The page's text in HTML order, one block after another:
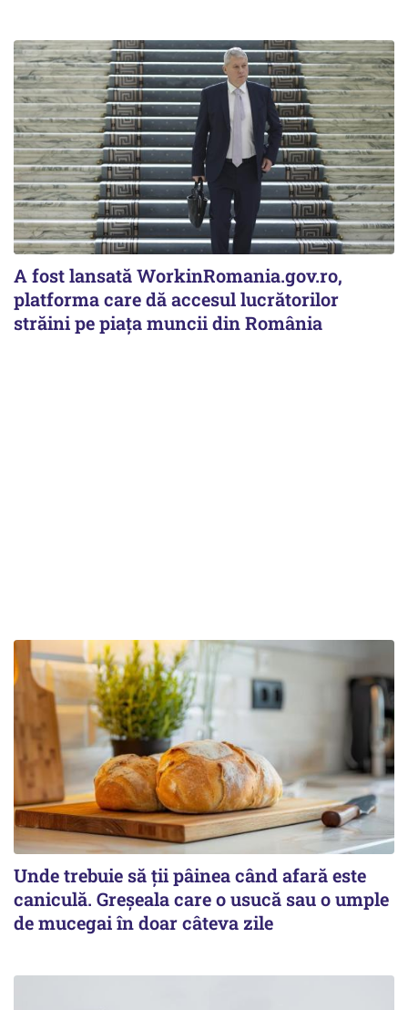
A fost lansată WorkinRomania.gov.ro,
platforma care dă accesul lucrătorilor
străini pe piața muncii din România
Unde trebuie să ții pâinea când afară este
caniculă. Greșeala care o usucă sau o umple
de mucegai în doar câteva zile